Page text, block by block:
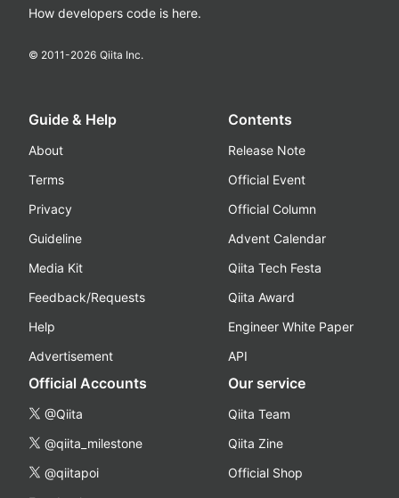
How developers code is here.
© 2011-2026 Qiita Inc.
Guide & Help
About
Terms
Privacy
Guideline
Media Kit
Feedback/Requests
Help
Advertisement
Contents
Release Note
Official Event
Official Column
Advent Calendar
Qiita Tech Festa
Qiita Award
Engineer White Paper
API
Official Accounts
@Qiita
@qiita_milestone
@qiitapoi
Our service
Qiita Team
Qiita Zine
Official Shop